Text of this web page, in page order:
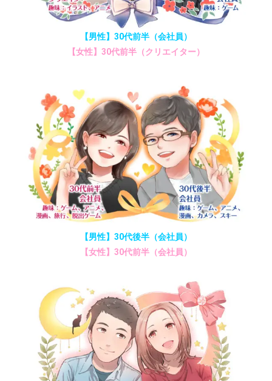
【男性】30代前半（会社員）
【女性】30代前半（クリエイター）
【男性】30代後半（会社員）
【女性】30代前半（会社員）